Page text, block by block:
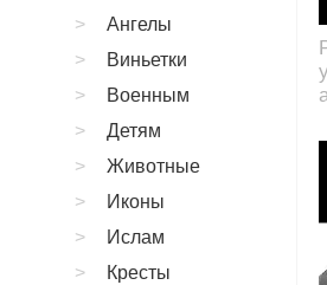
Ангелы
Виньетки
Военным
Детям
Животные
Иконы
Ислам
Кресты